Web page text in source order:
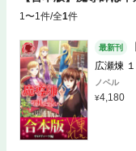
1〜1件/全1件
最新刊
広瀬煉
ノベル
4,180